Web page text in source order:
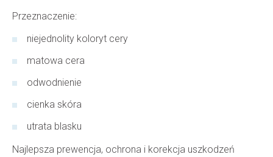
Przeznaczenie:
niejednolity koloryt cery
matowa cera
odwodnienie
cienka skóra
utrata blasku
Najlepsza prewencja, ochrona i korekcja uszkodzeń